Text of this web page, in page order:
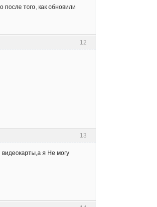
того, как обновили
12
13
я Не могу